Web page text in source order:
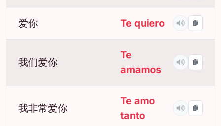
爱你 Te quiero
我们爱你
Te
amamos
我非常爱你
Te amo
tanto